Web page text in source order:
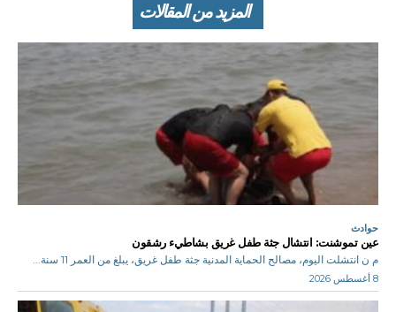
المزيد من المقالات
حوادث
عين تموشنت: انتشال جثة طفل غريق بشاطيء رشقون
م ن انتشلت اليوم، مصالح الحماية المدنية جثة طفل غريق، يبلغ من العمر 11 سنة...
8 أغسطس 2026